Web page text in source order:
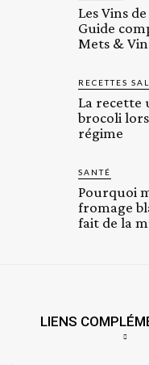
Les Vins
Guide
Mets &
RECETTES
La recette
brocoli
régime
SANTÉ
Pourquoi
fromage
fait de la
LIENS